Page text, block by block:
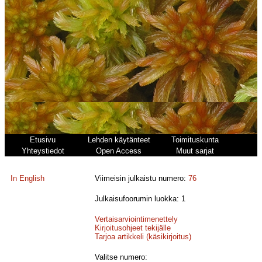
Etusivu Lehden käytänteet
Toimituskunta
Yhteystiedot
Open Access Muut sarjat
In English Viimeisin julkaistu numero:76
Julkaisufoorumin luokka: 1
Vertaisarviointimenettely
Kirjoitusohjeet tekijälle
Tarjoa artikkeli (käsikirjoitus)
Valitse numero: